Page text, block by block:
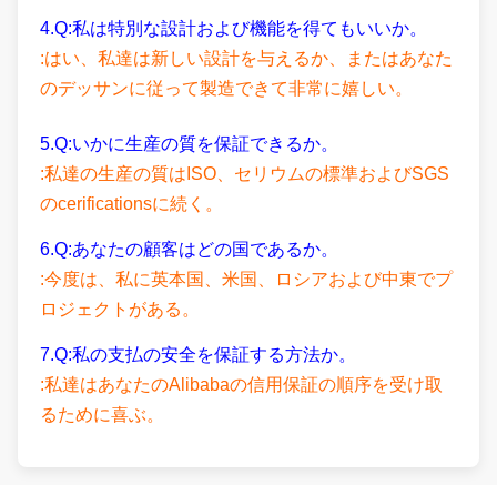
4.Q:私は特別な設計および機能を得てもいいか。
:はい、私達は新しい設計を与えるか、またはあなた
のデッサンに従って製造できて非常に嬉しい。
5.Q:いかに生産の質を保証できるか。
:私達の生産の質はISO、セリウムの標準およびSGS
のcerificationsに続く。
6.Q:あなたの顧客はどの国であるか。
:今度は、私に英本国、米国、ロシアおよび中東でプ
ロジェクトがある。
7.Q:私の支払の安全を保証する方法か。
:私達はあなたのAlibabaの信用保証の順序を受け取
るために喜ぶ。